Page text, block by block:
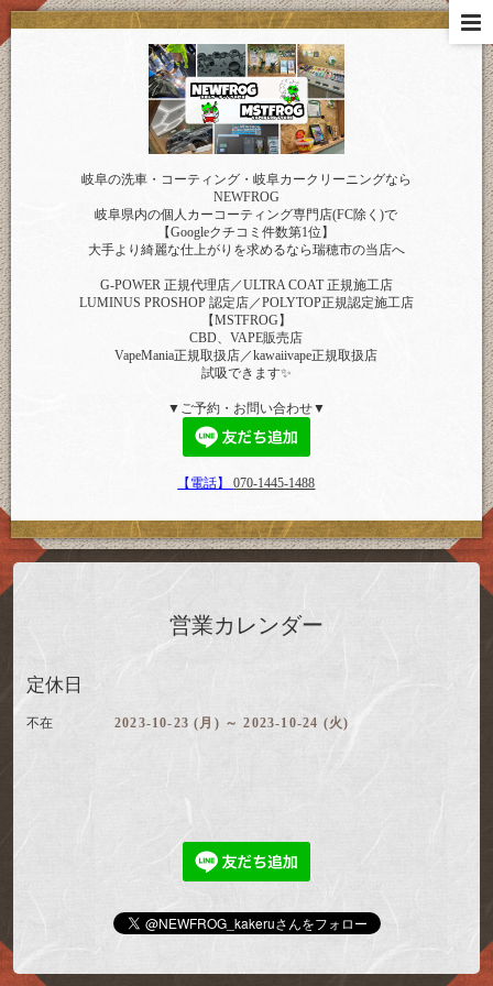
岐阜の洗車・コーティング・岐阜カークリーニングなら
NEWFROG
岐阜県内の個人カーコーティング専門店(FC除く)で
【Googleクチコミ件数第1位】
大手より綺麗な仕上がりを求めるなら瑞穂市の当店へ
G-POWER 正規代理店／ULTRA COAT 正規施工店
LUMINUS PROSHOP 認定店／POLYTOP正規認定施工店
【MSTFROG】
CBD、VAPE販売店
VapeMania正規取扱店／kawaiivape正規取扱店
試吸できます✨
▼ご予約・お問い合わせ▼
【電話】070-1445-1488
営業カレンダー
定休日
不在 2023-10-23 (月) ～ 2023-10-24 (火)